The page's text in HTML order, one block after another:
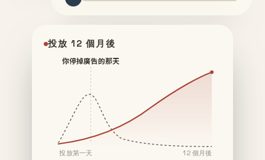
投放 12 個月後
你停掉廣告的那天
投放第一天 12 個月後